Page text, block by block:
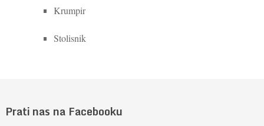
Krumpir
Stolisnik
Prati nas na Facebooku